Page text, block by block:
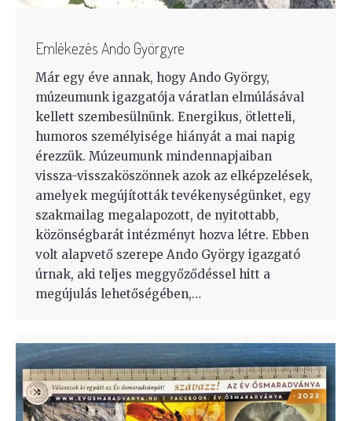
Emlékezés Ando Györgyre
Már egy éve annak, hogy Ando György,
múzeumunk igazgatója váratlan elmúlásával
kellett szembesülnünk. Energikus, ötletteli,
humoros személyisége hiányát a mai napig
érezzük. Múzeumunk mindennapjaiban
vissza-visszaköszönnek azok az elképzelések,
amelyek megújították tevékenységünket, egy
szakmailag megalapozott, de nyitottabb,
közönségbarát intézményt hozva létre. Ebben
volt alapvető szerepe Ando György igazgató
úrnak, aki teljes meggyőződéssel hitt a
megújulás lehetőségében,…